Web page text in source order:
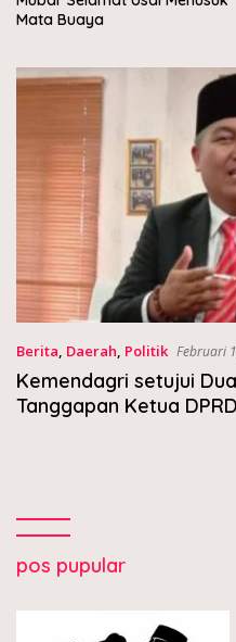
Mata Buaya
Berita, Daerah, Politik Februari
Kemendagri setujui
Tanggapan Ketua DPRD
pos pupular